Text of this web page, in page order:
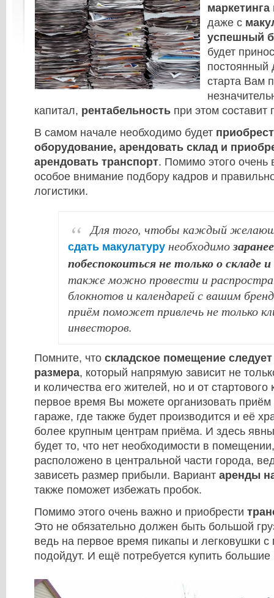
маркетинга
даже с
успешный
будет
постоянный
старта Вам
капитал, рентабельность при этом составит
В самом начале необходимо будет
оборудование, арендовать склад и
арендовать транспорт. Помимо этого очень
особое внимание подбору кадров и
логистики.
Для того, чтобы каждый
сдать макулатуру необходимозаранее
побеспокоиться не только о складе и
также можно провести и
блокнотов и календарей с вашим
приём поможет привлечь не только
инвесторов.
Помните, что складское помещение
размера, который напрямую зависит не
и количества его жителей, но и от
первое время Вы можете организовать
гараже, где также будет производится и её
более крупным центрам приёма. И здесь
будет то, что нет необходимости в
расположено в центральной части города,
зависеть размер прибыли. Вариант аренды
также поможет избежать пробок.
Помимо этого очень важно и приобрести
Это не обязательно должен быть большой
ведь на первое время пикапы и легковушки
подойдут. И ещё потребуется купить